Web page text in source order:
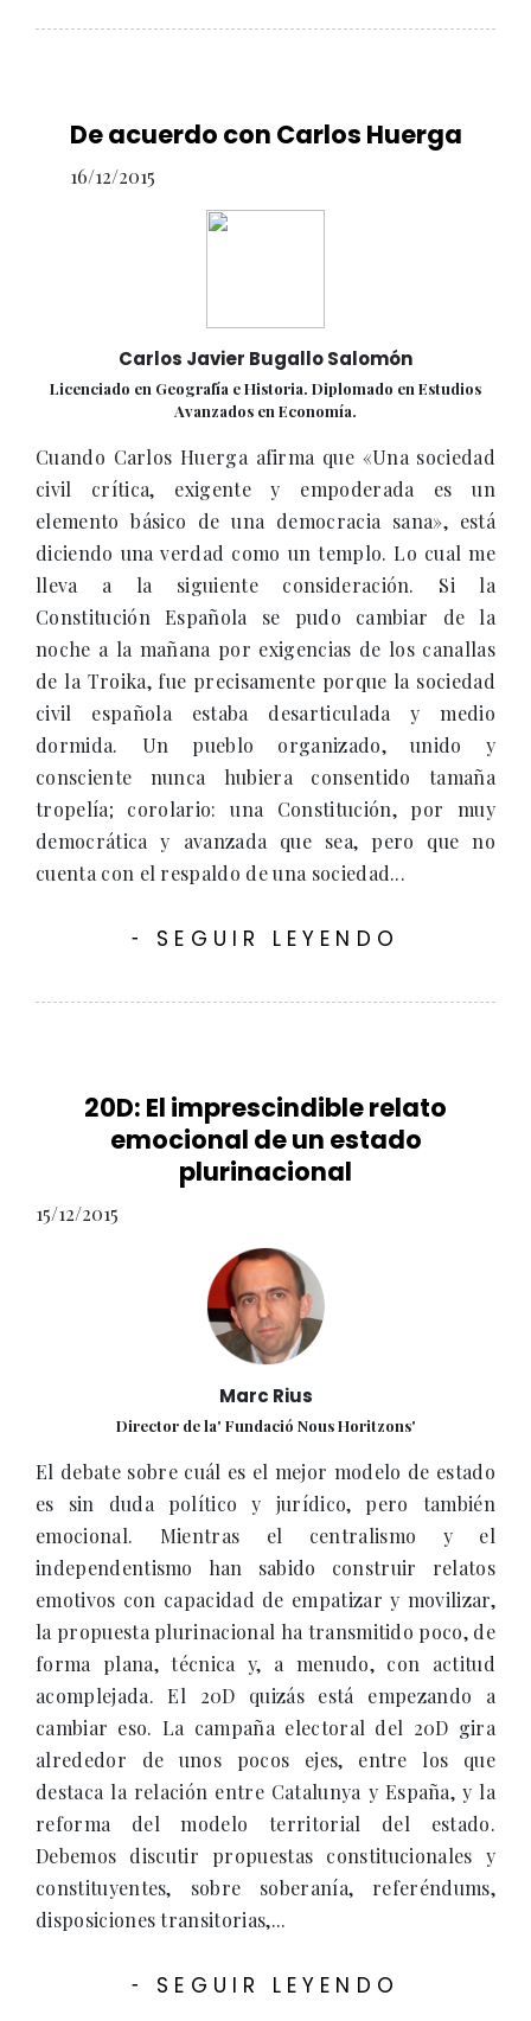
De acuerdo con Carlos Huerga
16/12/2015
Carlos Javier Bugallo Salomón
Licenciado en Geografía e Historia. Diplomado en Estudios
Avanzados en Economía.
Cuando Carlos Huerga afirma que «Una sociedad
civil crítica, exigente y empoderada es un
elemento básico de una democracia sana», está
diciendo una verdad como un templo. Lo cual me
lleva a la siguiente consideración. Si la
Constitución Española se pudo cambiar de la
noche a la mañana por exigencias de los canallas
de la Troika, fue precisamente porque la sociedad
civil española estaba desarticulada y medio
dormida. Un pueblo organizado, unido y
consciente nunca hubiera consentido tamaña
tropelía; corolario: una Constitución, por muy
democrática y avanzada que sea, pero que no
cuenta con el respaldo de una sociedad...
- SEGUIR LEYENDO
20D: El imprescindible relato
emocional de un estado
plurinacional
15/12/2015
Marc Rius
Director de la' Fundació Nous Horitzons'
El debate sobre cuál es el mejor modelo de estado
es sin duda político y jurídico, pero también
emocional. Mientras el centralismo y el
independentismo han sabido construir relatos
emotivos con capacidad de empatizar y movilizar,
la propuesta plurinacional ha transmitido poco, de
forma plana, técnica y, a menudo, con actitud
acomplejada. El 20D quizás está empezando a
cambiar eso. La campaña electoral del 20D gira
alrededor de unos pocos ejes, entre los que
destaca la relación entre Catalunya y España, y la
reforma del modelo territorial del estado.
Debemos discutir propuestas constitucionales y
constituyentes, sobre soberanía, referéndums,
disposiciones transitorias,...
- SEGUIR LEYENDO